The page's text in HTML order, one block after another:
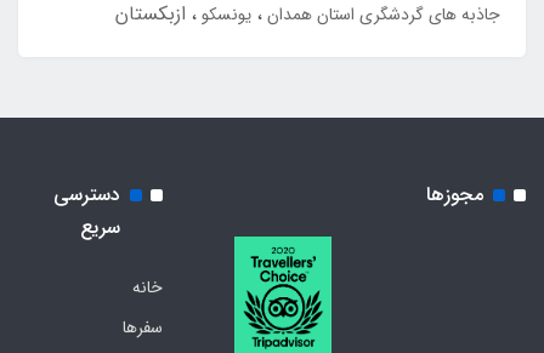
جاذبه های گردشگری استان همدان یونسکو ازبکستان
مجوزها
دسترسی
سریع
خانه
سفرها